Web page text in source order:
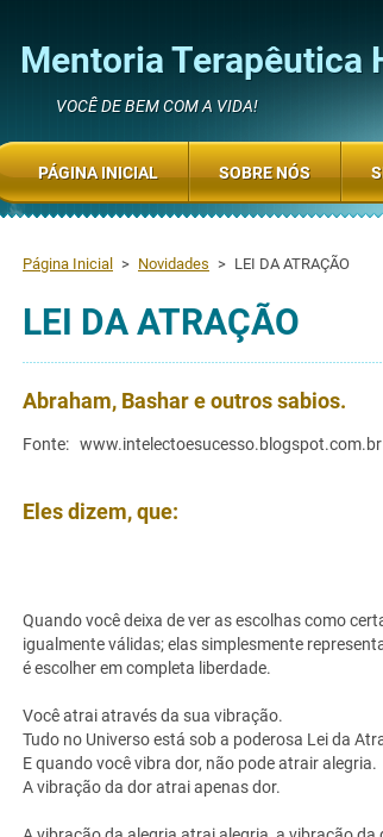
Mentoria Terapêutica
VOCÊ DE BEM COM A VIDA!
Página Inicial > Novidades > LEI DA ATRAÇÃO
LEI DA ATRAÇÃO
Abraham, Bashar e outros sabios.
Fonte: www.intelectoesucesso.blogspot.com.br
Eles dizem, que:
Quando você deixa de ver as escolhas como
igualmente válidas; elas simplesmente
é escolher em completa liberdade.
Você atrai através da sua vibração.
Tudo no Universo está sob a poderosa Lei da
E quando você vibra dor, não pode atrair alegria.
A vibração da dor atrai apenas dor.
PÁGINA INICIAL SOBRE NÓS